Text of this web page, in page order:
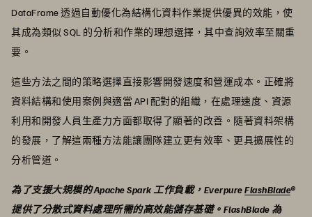
DataFrame 透過自動優化為結構化資料作業提供優異的效能，使
其成為類似 SQL 的分析和作業的理想選擇，其中查詢效率至關重
要。
這些方法之間的策略選擇直接影響開發速度和營運成本。正確將
資料結構和使用案例與適當 API 配對的組織，在處理速度、資源
利用和開發人員生產力方面都取得了顯著的改善。隨著資料架構
的發展，了解這兩種方法能讓團隊建立更有效率、更具擴展性的
分析管道。
為了支援大規模的 Apache Spark 工作負載，EverpureFlashBlade®
提供了分散式資料處理所需的高效能儲存基礎。FlashBlade 為